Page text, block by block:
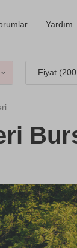
Yardım
Fiyat (